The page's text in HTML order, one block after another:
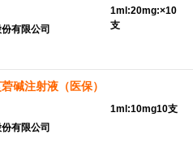
有限公司
1ml:20mg:×10
支
碱注射液（医保）
有限公司
1ml:10mg10支